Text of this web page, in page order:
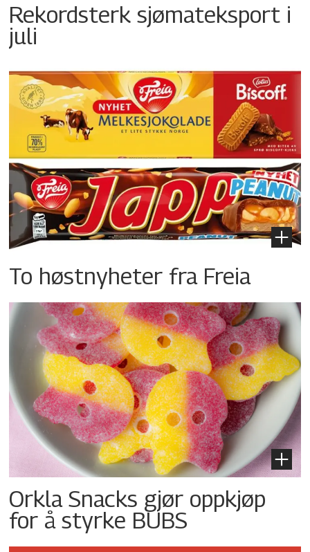
Rekordsterk sjømateksport i
juli
To høstnyheter fra Freia
Orkla Snacks gjør oppkjøp
for å styrke BUBS